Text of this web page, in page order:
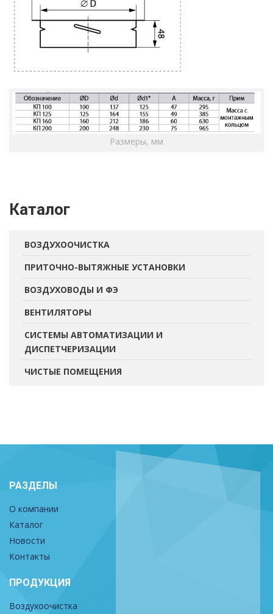
Размеры, мм
Каталог
ВОЗДУХООЧИСТКА
ПРИТОЧНО-ВЫТЯЖНЫЕ УСТАНОВКИ
ВОЗДУХОВОДЫ И ФЭ
ВЕНТИЛЯТОРЫ
СИСТЕМЫ АВТОМАТИЗАЦИИ И
ДИСПЕТЧЕРИЗАЦИИ
ЧИСТЫЕ ПОМЕЩЕНИЯ
РАЗДЕЛЫ
О компании
Каталог
Новости
Контакты
ПРОДУКЦИЯ
Воздухоочистка